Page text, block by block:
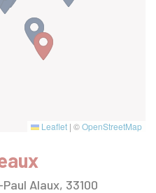
Leaflet | ©OpenStreetMap
Alaux, 33100